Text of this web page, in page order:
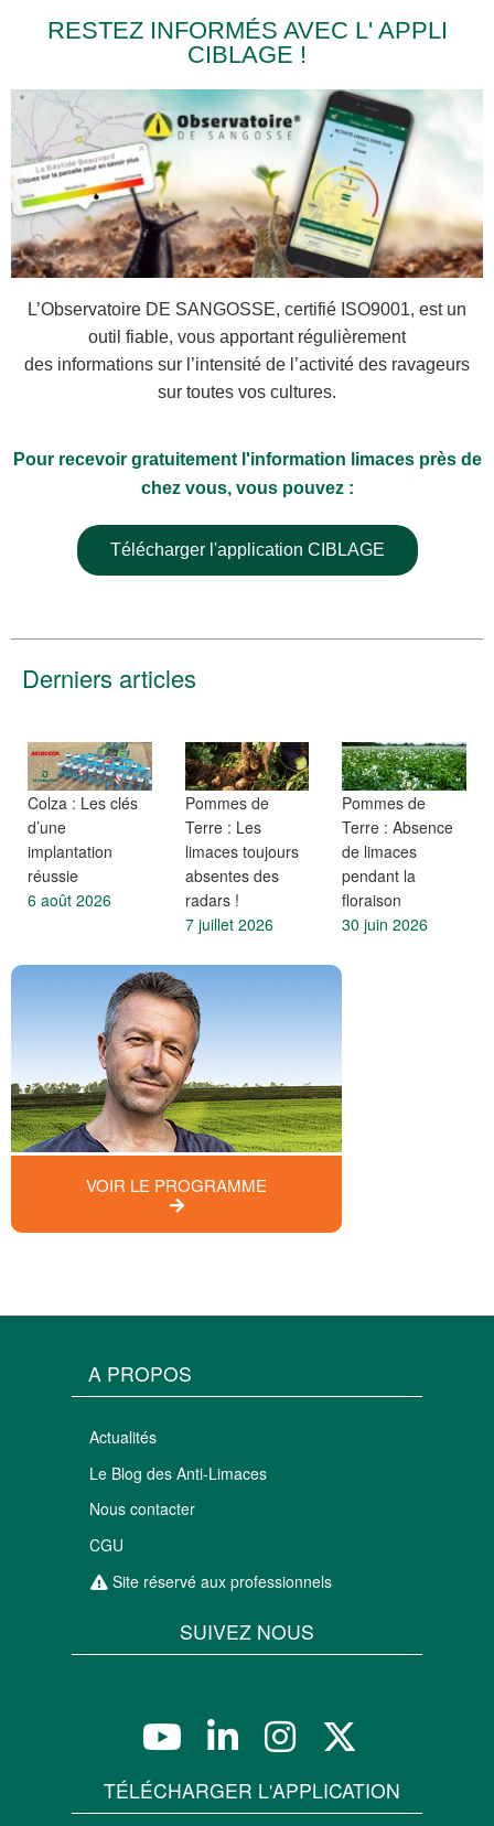
RESTEZ INFORMÉS AVEC L' APPLI
CIBLAGE !
L’Observatoire DE SANGOSSE, certifié ISO9001, est un
outil fiable, vous apportant régulièrement
des informations sur l’intensité de l’activité des ravageurs
sur toutes vos cultures.
Pour recevoir gratuitement l'information limaces près de
chez vous, vous pouvez :
Télécharger l'application CIBLAGE
Derniers articles
Colza : Les clés
d’une
implantation
réussie
6 août 2026
Pommes de
Terre : Les
limaces toujours
absentes des
radars !
7 juillet 2026
Pommes de
Terre : Absence
de limaces
pendant la
floraison
30 juin 2026
VOIR LE PROGRAMME
A PROPOS
Actualités
Le Blog des Anti-Limaces
Nous contacter
CGU
Site réservé aux professionnels
SUIVEZ NOUS
TÉLÉCHARGER L'APPLICATION